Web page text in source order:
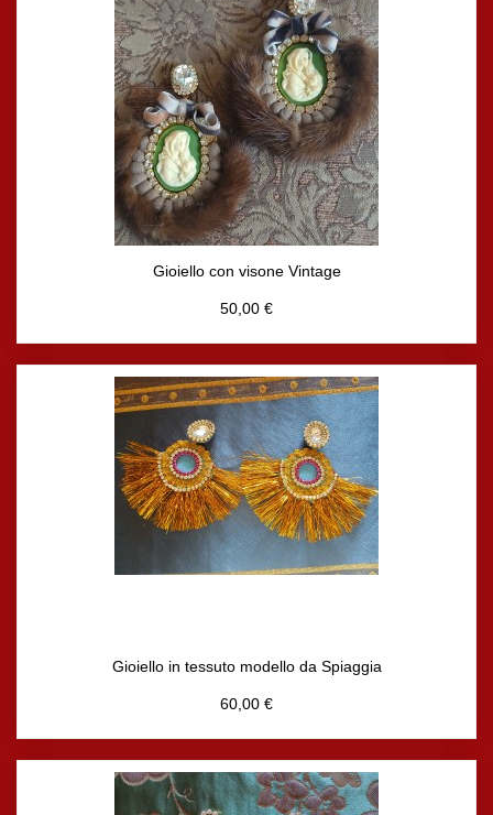
Gioiello con visone Vintage
50,00 €
Gioiello in tessuto modello da Spiaggia
60,00 €